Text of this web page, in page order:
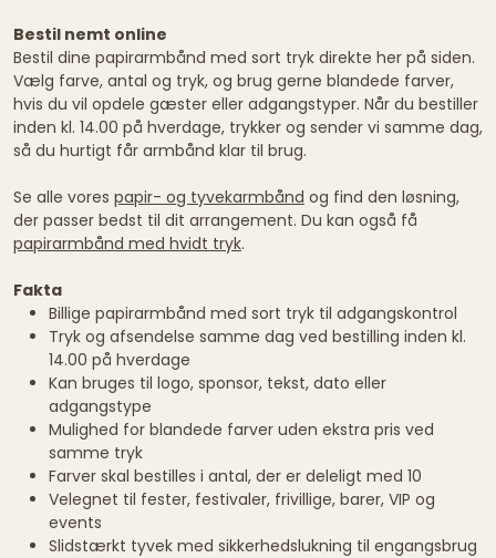
Bestil nemt online
Bestil dine papirarmbånd med sort tryk direkte her på siden.
Vælg farve, antal og tryk, og brug gerne blandede farver,
hvis du vil opdele gæster eller adgangstyper. Når du bestiller
inden kl. 14.00 på hverdage, trykker og sender vi samme dag,
så du hurtigt får armbånd klar til brug.
Se alle vores papir- og tyvekarmbånd og find den løsning,
der passer bedst til dit arrangement. Du kan også få
papirarmbånd med hvidt tryk.
Fakta
Billige papirarmbånd med sort tryk til adgangskontrol
Tryk og afsendelse samme dag ved bestilling inden kl.
14.00 på hverdage
Kan bruges til logo, sponsor, tekst, dato eller
adgangstype
Mulighed for blandede farver uden ekstra pris ved
samme tryk
Farver skal bestilles i antal, der er deleligt med 10
Velegnet til fester, festivaler, frivillige, barer, VIP og
events
Slidstærkt tyvek med sikkerhedslukning til engangsbrug